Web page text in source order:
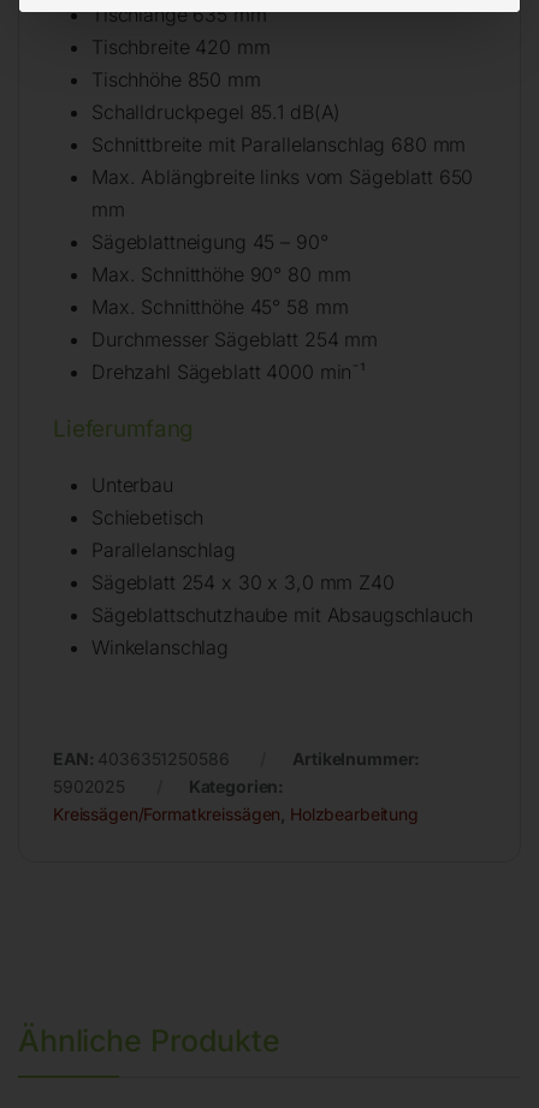
Tischlänge 635 mm
Tischbreite 420 mm
Tischhöhe 850 mm
Schalldruckpegel 85.1 dB(A)
Schnittbreite mit Parallelanschlag 680 mm
Max. Ablängbreite links vom Sägeblatt 650
mm
Sägeblattneigung 45 – 90°
Max. Schnitthöhe 90° 80 mm
Max. Schnitthöhe 45° 58 mm
Durchmesser Sägeblatt 254 mm
Drehzahl Sägeblatt 4000 min¯¹
Lieferumfang
Unterbau
Schiebetisch
Parallelanschlag
Sägeblatt 254 x 30 x 3,0 mm Z40
Sägeblattschutzhaube mit Absaugschlauch
Winkelanschlag
EAN: 4036351250586
Artikelnummer:
5902025
Kategorien:
Kreissägen/Formatkreissägen Holzbearbeitung
Ähnliche Produkte